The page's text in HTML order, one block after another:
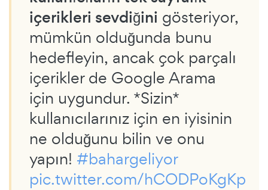
içerikleri sevdiğini gösteriyor,
mümkün olduğunda bunu
hedefleyin, ancak çok parçalı
içerikler de Google Arama
için uygundur. *Sizin*
kullanıcılarınız için en iyisinin
ne olduğunu bilin ve onu
yapın! #bahargeliyor
pic.twitter.com/hCODPoKgKp